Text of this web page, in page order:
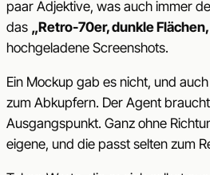
paar Adjektive, was auch immer
das „Retro-70er, dunkle
hochgeladene Screenshots.
Ein Mockup gab es nicht, und
zum Abkupfern. Der Agent
Ausgangspunkt. Ganz ohne
eigene, und die passt selten zum